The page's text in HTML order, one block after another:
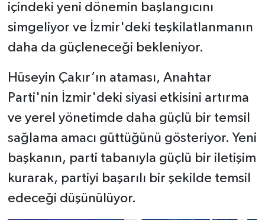
içindeki yeni dönemin başlangıcını
simgeliyor ve İzmir'deki teşkilatlanmanın
daha da güçleneceği bekleniyor.
Hüseyin Çakır’ın ataması, Anahtar
Parti'nin İzmir'deki siyasi etkisini artırma
ve yerel yönetimde daha güçlü bir temsil
sağlama amacı güttüğünü gösteriyor. Yeni
başkanın, parti tabanıyla güçlü bir iletişim
kurarak, partiyi başarılı bir şekilde temsil
edeceği düşünülüyor.